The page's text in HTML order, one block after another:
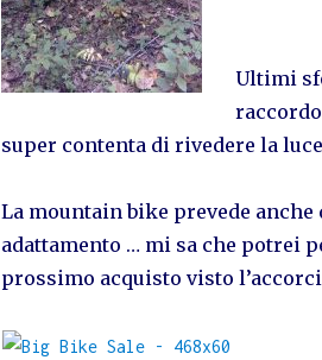
Ultimi
super contenta di rivedere la
La mountain bike prevede anche
adattamento … mi sa che potrei
prossimo acquisto visto